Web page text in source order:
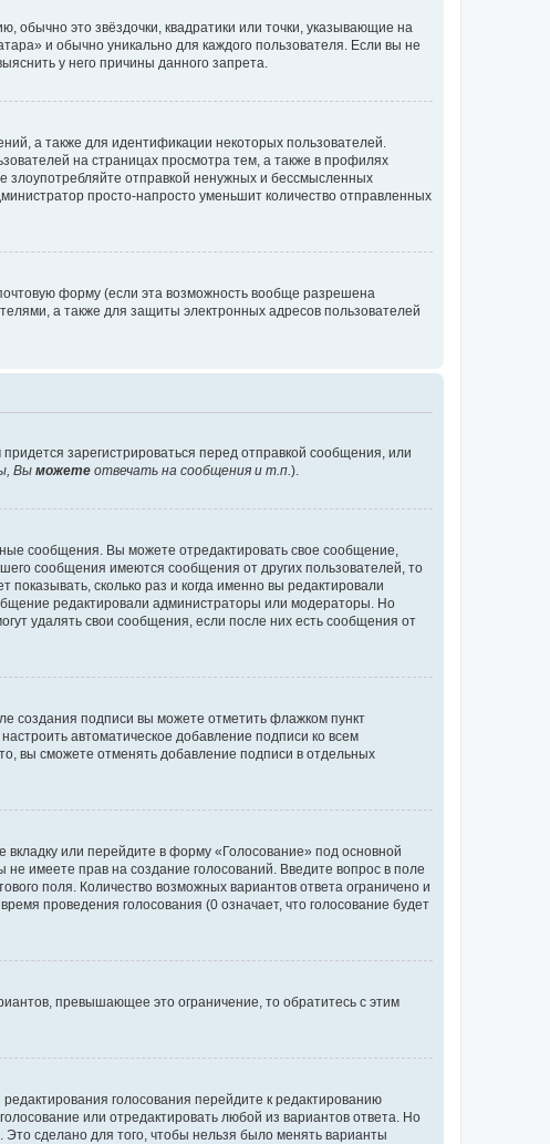
обычно это звёздочки, квадратики или точки, указывающие на
и обычно уникально для каждого пользователя. Если вы не
у него причины данного запрета.
а также для идентификации некоторых пользователей.
на страницах просмотра тем, а также в профилях
злоупотребляйте отправкой ненужных и бессмысленных
просто-напросто уменьшит количество отправленных
форму (если эта возможность вообще разрешена
а также для защиты электронных адресов пользователей
зарегистрироваться перед отправкой сообщения, или
Вы можете отвечать на сообщения и т.п. ).
сообщения. Вы можете отредактировать свое сообщение,
сообщения имеются сообщения от других пользователей, то
сколько раз и когда именно вы редактировали
редактировали администраторы или модераторы. Но
удалять свои сообщения, если после них есть сообщения от
создания подписи вы можете отметить флажком пункт
автоматическое добавление подписи ко всем
вы сможете отменять добавление подписи в отдельных
или перейдите в форму «Голосование» под основной
имеете прав на создание голосований. Введите вопрос в поле
поля. Количество возможных вариантов ответа ограничено и
проведения голосования (0 означает, что голосование будет
превышающее это ограничение, то обратитесь с этим
голосования перейдите к редактированию
или отредактировать любой из вариантов ответа. Но
Это сделано для того, чтобы нельзя было менять варианты